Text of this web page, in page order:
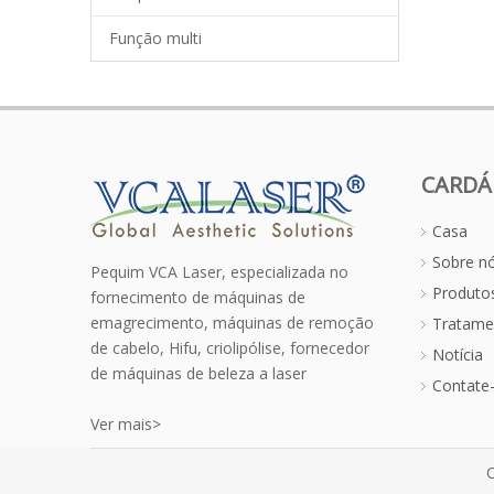
Função multi
Pequim VCA Laser, especializada no
fornecimento de máquinas de
emagrecimento, máquinas de remoção
de cabelo, Hifu, criolipólise, fornecedor
de máquinas de beleza a laser
Ver mais>
Casa
Sobre
Notícia